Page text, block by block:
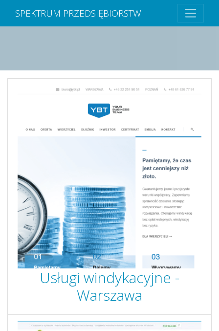
SPEKTRUM PRZEDSIĘBIORSTW
Usługi windykacyjne -
Warszawa